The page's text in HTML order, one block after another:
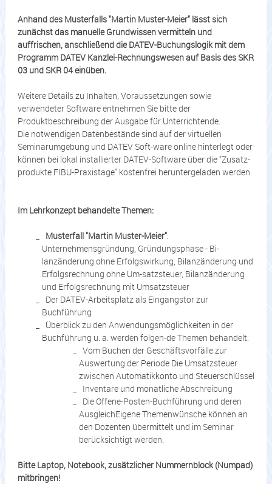
Anhand des Musterfalls "Martin Muster-Meier" lässt sich
zunächst das manuelle Grundwissen vermitteln und
auffrischen, anschließend die DATEV-Buchungslogik mit dem
Programm DATEV Kanzlei-Rechnungswesen auf Basis des SKR
03 und SKR 04 einüben.
Weitere Details zu Inhalten, Voraussetzungen sowie
verwendeter Software entnehmen Sie bitte der
Produktbeschreibung der Ausgabe für Unterrichtende.
Die notwendigen Datenbestände sind auf der virtuellen
Seminarumgebung und DATEV Soft-ware online hinterlegt oder
können bei lokal installierter DATEV-Software über die "Zusatz-
produkte FIBU-Praxistage" kostenfrei heruntergeladen werden.
Im Lehrkonzept behandelte Themen:
Musterfall "Martin Muster-Meier":
Unternehmensgründung, Gründungsphase - Bi-
lanzänderung ohne Erfolgswirkung, Bilanzänderung und
Erfolgsrechnung ohne Um-satzsteuer, Bilanzänderung
und Erfolgsrechnung mit Umsatzsteuer
Der DATEV-Arbeitsplatz als Eingangstor zur
Buchführung
Überblick zu den Anwendungsmöglichkeiten in der
Buchführung u. a. werden folgen-de Themen behandelt:
Vom Buchen der Geschäftsvorfälle zur
Auswertung der Periode Die Umsatzsteuer
zwischen Automatikkonto und Steuerschlüssel
Inventare und monatliche Abschreibung
Die Offene-Posten-Buchführung und deren
AusgleichEigene Themenwünsche können an
den Dozenten übermittelt und im Seminar
berücksichtigt werden.
Bitte Laptop, Notebook, zusätzlicher Nummernblock (Numpad)
mitbringen!